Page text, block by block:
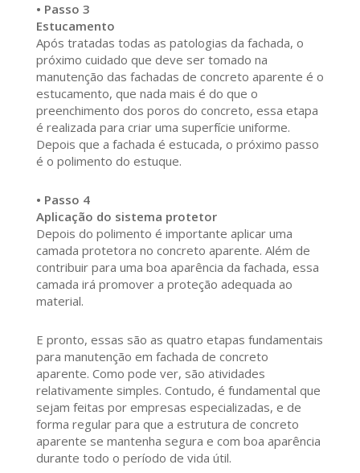
• Passo 3
Estucamento
Após tratadas todas as patologias da fachada, o
próximo cuidado que deve ser tomado na
manutenção das fachadas de concreto aparente é o
estucamento, que nada mais é do que o
preenchimento dos poros do concreto, essa etapa
é realizada para criar uma superfície uniforme.
Depois que a fachada é estucada, o próximo passo
é o polimento do estuque.
• Passo 4
Aplicação do sistema protetor
Depois do polimento é importante aplicar uma
camada protetora no concreto aparente. Além de
contribuir para uma boa aparência da fachada, essa
camada irá promover a proteção adequada ao
material.
E pronto, essas são as quatro etapas fundamentais
para manutenção em fachada de concreto
aparente. Como pode ver, são atividades
relativamente simples. Contudo, é fundamental que
sejam feitas por empresas especializadas, e de
forma regular para que a estrutura de concreto
aparente se mantenha segura e com boa aparência
durante todo o período de vida útil.